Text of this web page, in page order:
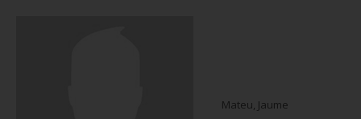
Mateu, Jaume